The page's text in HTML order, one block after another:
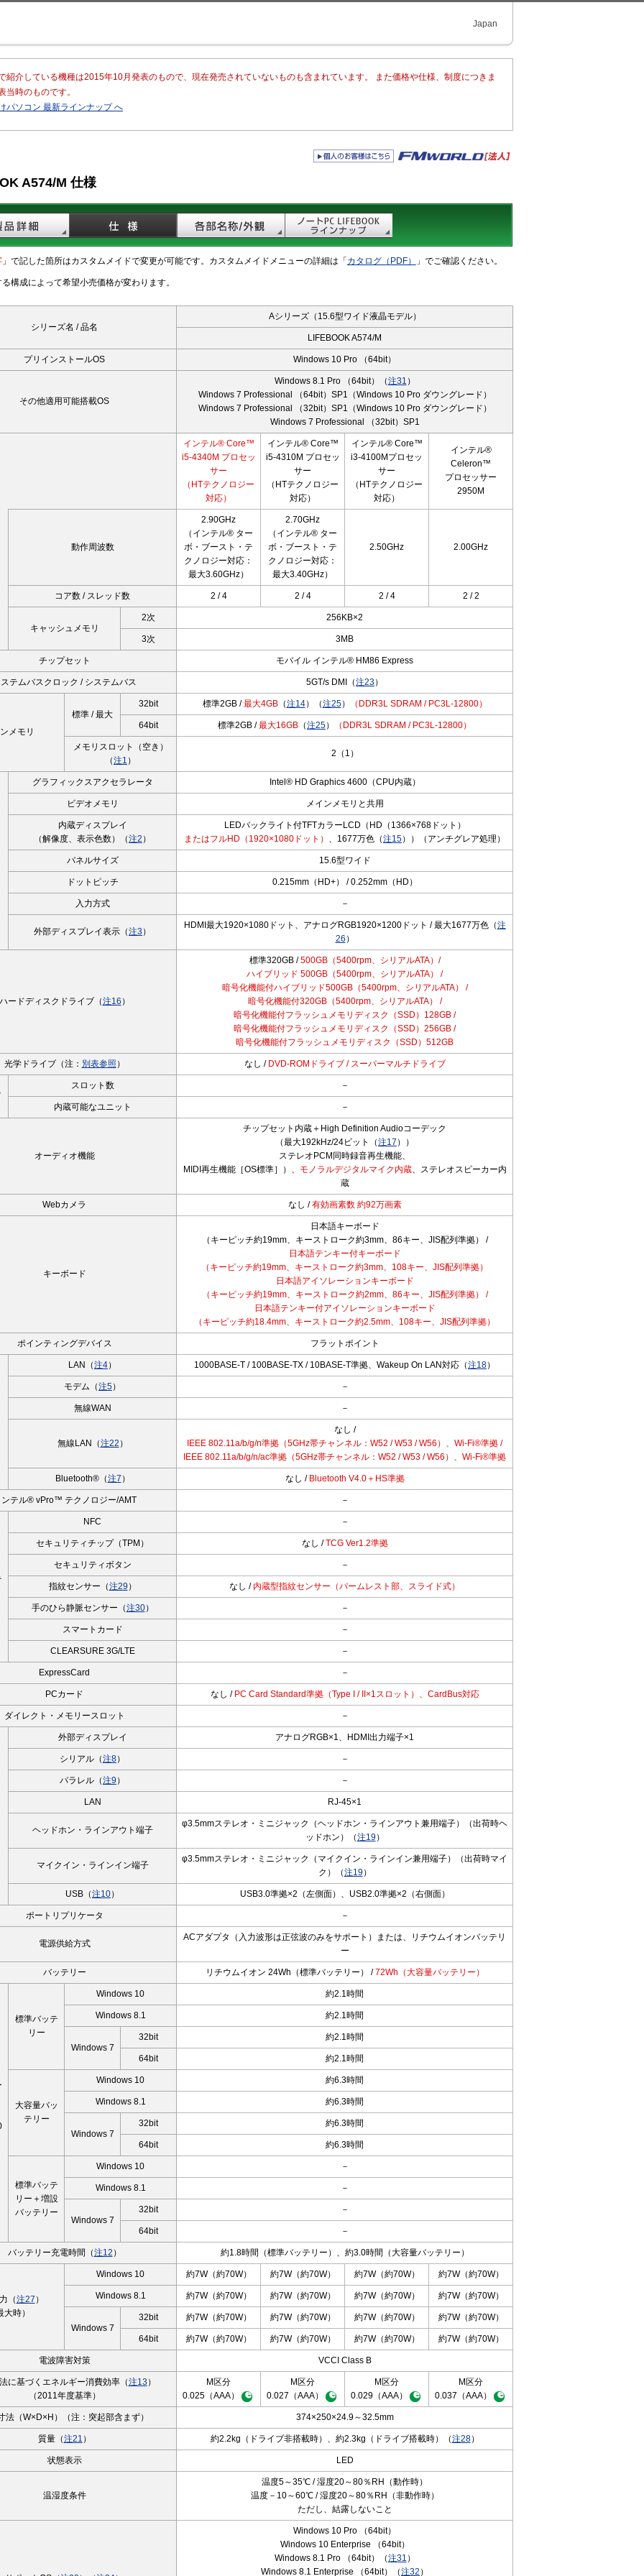
Japan
紹介している機種は2015年10月発表のもので、現在発売されていないものも含まれています。 また価格や仕様、制度につきま
当時のものです。
パソコン 最新ラインナップ へ
A574/M 仕様
」で記した箇所はカスタムメイドで変更が可能です。カスタムメイドメニューの詳細は「 カタログ（PDF） 」でご確認ください。
構成によって希望小売価格が変わります。
シリーズ名 / 品名
Aシリーズ（15.6型ワイド液晶モデル）
LIFEBOOK A574/M
プリインストールOS Windows 10 Pro （64bit）
その他適用可能搭載OS
Windows 8.1 Pro （64bit）（注31 ）
Windows 7 Professional （64bit）SP1（Windows 10 Pro ダウングレード）
Windows 7 Professional （32bit）SP1（Windows 10 Pro ダウングレード）
Windows 7 Professional （32bit）SP1
インテル® Core™
i5-4340M プロセッ
サー
（HTテクノロジー
対応）
インテル® Core™
i5-4310M プロセッ
サー
（HTテクノロジー
対応）
インテル® Core™
i3-4100Mプロセッ
サー
（HTテクノロジー
対応）
インテル®
Celeron™
プロセッサー
2950M
動作周波数
2.90GHz
（インテル® ター
ボ・ブースト・テ
クノロジー対応：
最大3.60GHz）
2.70GHz
（インテル® ター
ボ・ブースト・テ
クノロジー対応：
最大3.40GHz）
2.50GHz 2.00GHz
コア数 / スレッド数 2 / 4 2 / 4 2 / 4 2 / 2
キャッシュメモリ
2次 256KB×2
3次 3MB
チップセット モバイル インテル® HM86 Express
テムバスクロック / システムバス 5GT/s DMI（注23）
メモリ
標準 / 最大
32bit 標準2GB /最大4GB（注14）（注25） （DDR3L SDRAM / PC3L-12800）
64bit 標準2GB /最大16GB （注25） （DDR3L SDRAM / PC3L-12800）
メモリスロット（空き）
（注1 ）
2（1）
グラフィックスアクセラレータ Intel® HD Graphics 4600（CPU内蔵）
ビデオメモリ メインメモリと共用
内蔵ディスプレイ
（解像度、表示色数）（注2 ）
LEDバックライト付TFTカラーLCD（HD（1366×768ドット）
またはフルHD（1920×1080ドット） 、1677万色（注15））（アンチグレア処理）
パネルサイズ 15.6型ワイド
ドットピッチ 0.215mm（HD+） / 0.252mm（HD）
入力方式 －
外部ディスプレイ表示（注3 ）
HDMI最大1920×1080ドット、アナログRGB1920×1200ドット / 最大1677万色（注
26 ）
ードディスクドライブ（注16 ）
標準320GB /500GB（5400rpm、シリアルATA）/
ハイブリッド 500GB（5400rpm、シリアルATA） /
暗号化機能付ハイブリッド500GB（5400rpm、シリアルATA） /
暗号化機能付320GB（5400rpm、シリアルATA） /
暗号化機能付フラッシュメモリディスク（SSD）128GB /
暗号化機能付フラッシュメモリディスク（SSD）256GB /
暗号化機能付フラッシュメモリディスク（SSD）512GB
光学ドライブ（注： 別表参照 ） なし / DVD-ROMドライブ / スーパーマルチドライブ
スロット数 －
内蔵可能なユニット －
オーディオ機能
チップセット内蔵＋High Definition Audioコーデック
（最大192kHz/24ビット（注17 ））
ステレオPCM同時録音再生機能、
MIDI再生機能［OS標準］）、
モノラルデジタルマイク内蔵、ステレオスピーカー内
蔵
Webカメラ なし /有効画素数 約92万画素
キーボード
日本語キーボード
（キーピッチ約19mm、キーストローク約3mm、86キー、JIS配列準拠） /
日本語テンキー付キーボード
（キーピッチ約19mm、キーストローク約3mm、108キー、JIS配列準拠）
日本語アイソレーションキーボード
（キーピッチ約19mm、キーストローク約2mm、86キー、JIS配列準拠） /
日本語テンキー付アイソレーションキーボード
（キーピッチ約18.4mm、キーストローク約2.5mm、108キー、JIS配列準拠）
ポインティングデバイス フラットポイント
LAN（注4） 1000BASE-T / 100BASE-TX / 10BASE-T準拠、Wakeup On LAN対応（注18）
モデム（注5） －
無線WAN －
無線LAN（注22 ）
なし /
IEEE 802.11a/b/g/n準拠（5GHz帯チャンネル：W52 / W53 / W56）、Wi-Fi®準拠 /
IEEE 802.11a/b/g/n/ac準拠（5GHz帯チャンネル：W52 / W53 / W56）、Wi-Fi®準拠
Bluetooth®（注7 ） なし / Bluetooth V4.0＋HS準拠
テル® vPro™ テクノロジー/AMT －
NFC －
セキュリティチップ（TPM） なし /TCG Ver1.2準拠
セキュリティボタン －
指紋センサー（注29 ） なし / 内蔵型指紋センサー（パームレスト部、スライド式）
手のひら静脈センサー（注30） －
スマートカード －
CLEARSURE 3G/LTE －
ExpressCard －
PCカード なし / PC Card Standard準拠（Type I / II×1スロット）、CardBus対応
ダイレクト・メモリースロット －
外部ディスプレイ アナログRGB×1、HDMI出力端子×1
シリアル（注8） －
パラレル（注9 ） －
LAN RJ-45×1
ヘッドホン・ラインアウト端子
φ3.5mmステレオ・ミニジャック（ヘッドホン・ラインアウト兼用端子）（出荷時ヘ
ッドホン）（注19）
マイクイン・ラインイン端子
φ3.5mmステレオ・ミニジャック（マイクイン・ラインイン兼用端子）（出荷時マイ
ク）（注19）
USB（注10） USB3.0準拠×2（左側面）、USB2.0準拠×2（右側面）
ポートリプリケータ －
電源供給方式
ACアダプタ（入力波形は正弦波のみをサポート）または、リチウムイオンバッテリ
ー
バッテリー リチウムイオン 24Wh（標準バッテリー） /72Wh（大容量バッテリー）
標準バッテ
リー
Windows 10 約2.1時間
Windows 8.1 約2.1時間
Windows 7
32bit 約2.1時間
64bit 約2.1時間
大容量バッ
テリー
Windows 10 約6.3時間
Windows 8.1 約6.3時間
Windows 7
32bit 約6.3時間
64bit 約6.3時間
標準バッテ
リー＋増設
バッテリー
Windows 10 －
Windows 8.1 －
Windows 7
32bit －
64bit －
バッテリー充電時間（注12 ） 約1.8時間（標準バッテリー）、約3.0時間（大容量バッテリー）
（注27 ）
大時）
Windows 10 約7W（約70W） 約7W（約70W） 約7W（約70W） 約7W（約70W）
Windows 8.1 約7W（約70W） 約7W（約70W） 約7W（約70W） 約7W（約70W）
Windows 7
32bit 約7W（約70W） 約7W（約70W） 約7W（約70W） 約7W（約70W）
64bit 約7W（約70W） 約7W（約70W） 約7W（約70W） 約7W（約70W）
電波障害対策 VCCI Class B
に基づくエネルギー消費効率（注13 ）
（2011年度基準）
M区分
0.025（AAA）
M区分
0.027（AAA）
M区分
0.029（AAA）
M区分
0.037（AAA）
法（W×D×H）（注：突起部含まず） 374×250×24.9～32.5mm
質量（注21 ） 約2.2kg（ドライブ非搭載時）、約2.3kg（ドライブ搭載時）（注28）
状態表示 LED
温湿度条件
温度5～35℃ / 湿度20～80％RH（動作時）
温度－10～60℃ / 湿度20～80％RH（非動作時）
ただし、結露しないこと
Windows 10 Pro （64bit）
Windows 10 Enterprise （64bit）
Windows 8.1 Pro （64bit）（注31 ）
Windows 8.1 Enterprise （64bit）（注32 ）